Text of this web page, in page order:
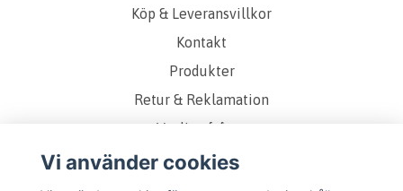
Köp & Leveransvillkor
Kontakt
Produkter
Retur & Reklamation
Vanliga frågor
Om oss
Vi använder cookies